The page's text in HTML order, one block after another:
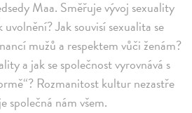
Maa. Směřuje vývoj sexuality
Jak souvisí sexualita se
mužů a respektem vůči ženám?
a jak se společnost vyrovnává s
Rozmanitost kultur nezastře
společná nám všem.